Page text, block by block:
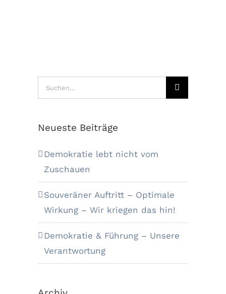
Suche
nach:
Neueste Beiträge
Demokratie lebt nicht vom
Zuschauen
Souveräner Auftritt – Optimale
Wirkung – Wir kriegen das hin!
Demokratie & Führung – Unsere
Verantwortung